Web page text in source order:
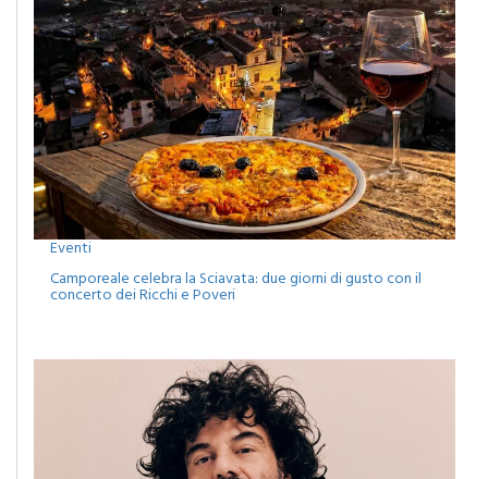
Eventi
Camporeale celebra la Sciavata: due giorni di gusto con il